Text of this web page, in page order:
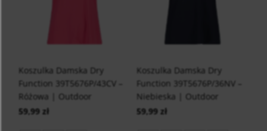
Koszulka Damska Dry
Function 39T5676P/43CV –
Różowa | Outdoor
59,99 zł
Koszulka Damska Dry
Function 39T5676P/36NV –
Niebieska | Outdoor
59,99 zł